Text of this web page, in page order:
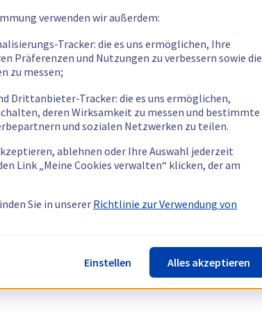
verwenden wir außerdem:
Tracker: die es uns ermöglichen, Ihre
Präferenzen und Nutzungen zu verbessern sowie die
zu messen;
Drittanbieter-Tracker: die es uns ermöglichen,
deren Wirksamkeit zu messen und bestimmte
und sozialen Netzwerken zu teilen.
ablehnen oder Ihre Auswahl jederzeit
Link „Meine Cookies verwalten“ klicken, der am
Sie in unsererRichtlinie zur Verwendung von
Einstellen Alles akzeptieren